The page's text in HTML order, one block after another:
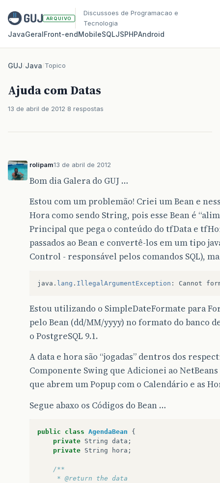
ARQUIVO
Discussoes de Programacao e
Tecnologia
JavaGeralFront‑endMobileSQLJSPHPAndroid
GUJ/Java/Topico
Ajuda com Datas
13 de abril de 2012 8 respostas
rolipam13 de abril de 2012
Bom dia Galera do GUJ …
Estou com um problemão! Criei um Bean e
Hora como sendo String, pois esse Bean é
Principal que pega o conteúdo do tfData e
passados ao Bean e convertê-los em um tipo
Control - responsável pelos comandos SQL),
java . lang . IllegalArgumentException : Cannot
Estou utilizando o SimpleDateFormate para
pelo Bean (dd/MM/yyyy) no formato do banco
o PostgreSQL 9.1.
A data e hora são “jogadas” dentros dos
Componente Swing que Adicionei ao
que abrem um Popup com o Calendário e as
Segue abaxo os Códigos do Bean …
public class AgendaBean
{
private String data ;
private String hora ;
/**
     * @return the data